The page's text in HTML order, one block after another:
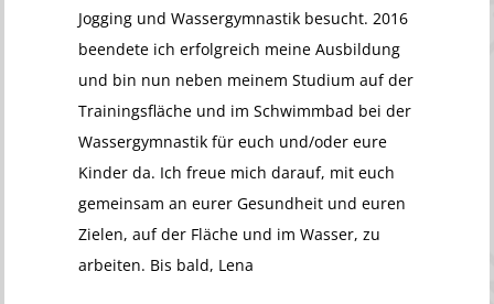
Jogging und Wassergymnastik besucht. 2016
beendete ich erfolgreich meine Ausbildung
und bin nun neben meinem Studium auf der
Trainingsfläche und im Schwimmbad bei der
Wassergymnastik für euch und/oder eure
Kinder da. Ich freue mich darauf, mit euch
gemeinsam an eurer Gesundheit und euren
Zielen, auf der Fläche und im Wasser, zu
arbeiten. Bis bald, Lena